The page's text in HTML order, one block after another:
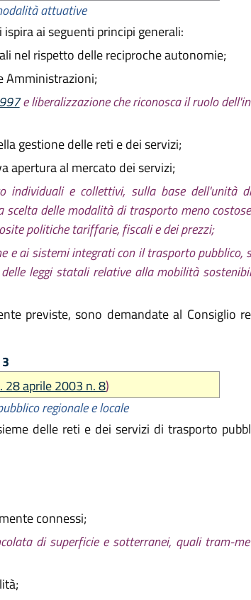
attuative
ai seguenti principi generali:
nel rispetto delle reciproche autonomie;
Amministrazioni;
e liberalizzazione che riconosca il ruolo
gestione delle reti e dei servizi;
apertura al mercato dei servizi;
e collettivi, sulla base dell'unità
delle modalità di trasporto meno
politiche tariffarie, fiscali e dei prezzi;
e ai sistemi integrati con il trasporto pubblico,
leggi statali relative alla mobilità
previste, sono demandate al Consiglio
28 aprile 2003 n. 8)
regionale e locale
delle reti e dei servizi di trasporto
connessi;
di superficie e sotterranei, quali tram-